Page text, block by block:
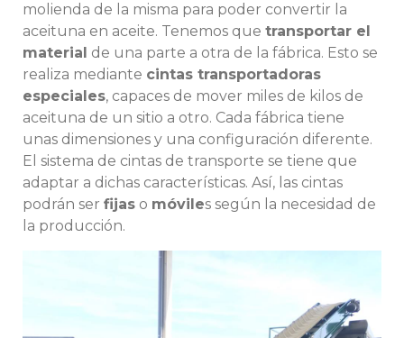
molienda de la misma para poder convertir la
aceituna en aceite. Tenemos que transportar el
material de una parte a otra de la fábrica. Esto se
realiza mediante cintas transportadoras
especiales, capaces de mover miles de kilos de
aceituna de un sitio a otro. Cada fábrica tiene
unas dimensiones y una configuración diferente.
El sistema de cintas de transporte se tiene que
adaptar a dichas características. Así, las cintas
podrán ser fijas o móviles según la necesidad de
la producción.